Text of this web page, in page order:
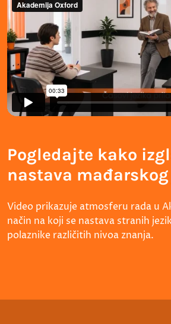
Pogledajte kako
nastava
Video prikazuje atmosferu rada u
način na koji se nastava stranih
polaznike različitih nivoa znanja.